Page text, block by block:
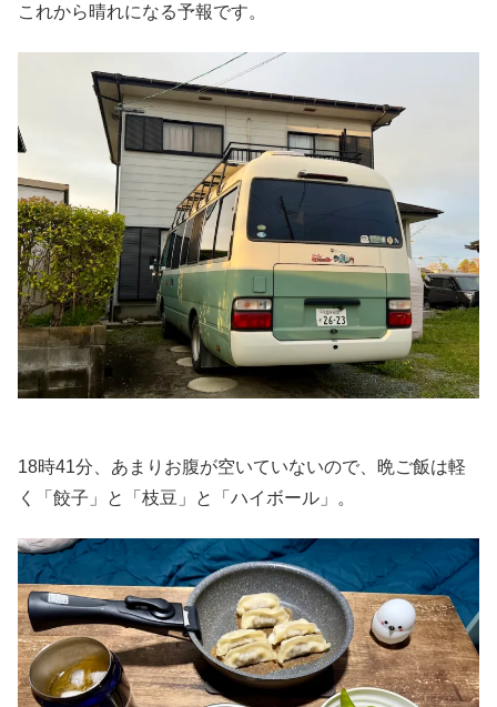
これから晴れになる予報です。
18時41分、あまりお腹が空いていないので、晩ご飯は軽
く「餃子」と「枝豆」と「ハイボール」。